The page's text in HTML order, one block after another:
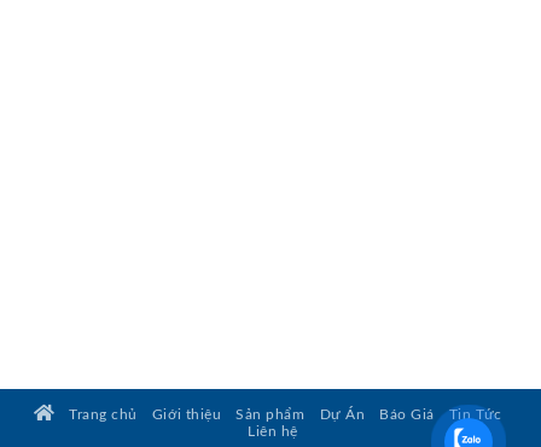
Trang chủ Giới thiệu Sản phẩm Dự Án Báo Giá
Tin Tức
Liên hệ